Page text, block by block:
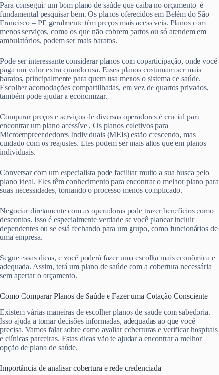
Para conseguir um bom plano de saúde que caiba no orçamento, é
fundamental pesquisar bem. Os planos oferecidos em Belém do São
Francisco – PE geralmente têm preços mais acessíveis. Planos com
menos serviços, como os que não cobrem partos ou só atendem em
ambulatórios, podem ser mais baratos.
Pode ser interessante considerar planos com coparticipação, onde você
paga um valor extra quando usa. Esses planos costumam ser mais
baratos, principalmente para quem usa menos o sistema de saúde.
Escolher acomodações compartilhadas, em vez de quartos privados,
também pode ajudar a economizar.
Comparar preços e serviços de diversas operadoras é crucial para
encontrar um plano acessível. Os planos coletivos para
Microempreendedores Individuais (MEIs) estão crescendo, mas
cuidado com os reajustes. Eles podem ser mais altos que em planos
individuais.
Conversar com um especialista pode facilitar muito a sua busca pelo
plano ideal. Eles têm conhecimento para encontrar o melhor plano para
suas necessidades, tornando o processo menos complicado.
Negociar diretamente com as operadoras pode trazer benefícios como
descontos. Isso é especialmente verdade se você planear incluir
dependentes ou se está fechando para um grupo, como funcionários de
uma empresa.
Segue essas dicas, e você poderá fazer uma escolha mais econômica e
adequada. Assim, terá um plano de saúde com a cobertura necessária
sem apertar o orçamento.
Como Comparar Planos de Saúde e Fazer uma Cotação Consciente
Existem várias maneiras de escolher planos de saúde com sabedoria.
Isso ajuda a tomar decisões informadas, adequadas ao que você
precisa. Vamos falar sobre como avaliar coberturas e verificar hospitais
e clínicas parceiras. Estas dicas vão te ajudar a encontrar a melhor
opção de plano de saúde.
Importância de analisar cobertura e rede credenciada